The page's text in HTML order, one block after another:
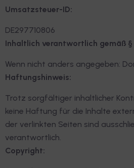
Umsatzsteuer-ID:
DE297710806
Inhaltlich verantwortlich gemäß §
Wenn nicht anders angegeben:
Haftungshinweis:
Trotz sorgfältiger inhaltlicher
keine Haftung für die Inhalte
der verlinkten Seiten sind
verantwortlich.
Copyright: